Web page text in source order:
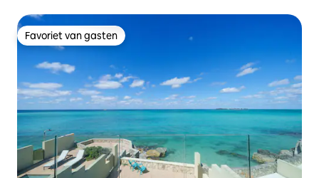
Favoriet van gasten
Favoriet van gasten